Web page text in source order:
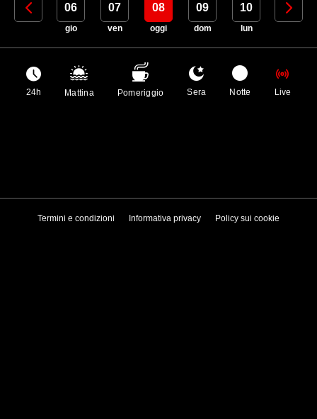
05 06
gio
07
ven
08
oggi
09
dom
10
lun
11
24h Mattina Pomeriggio Sera Notte Live
Termini e condizioni Informativa privacy Policy sui cookie